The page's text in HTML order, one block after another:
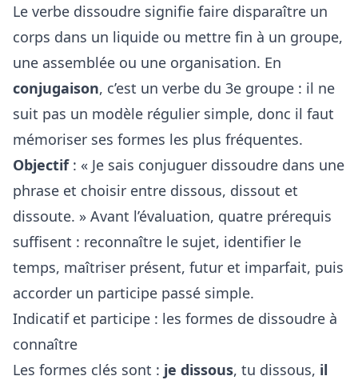
Le verbe dissoudre signifie faire disparaître un
corps dans un liquide ou mettre fin à un groupe,
une assemblée ou une organisation. En
conjugaison, c’est un verbe du 3e groupe : il ne
suit pas un modèle régulier simple, donc il faut
mémoriser ses formes les plus fréquentes.
Objectif: « Je sais conjuguer dissoudre dans une
phrase et choisir entre dissous, dissout et
dissoute. » Avant l’évaluation, quatre prérequis
suffisent : reconnaître le sujet, identifier le
temps, maîtriser présent, futur et imparfait, puis
accorder un participe passé simple.
Indicatif et participe : les formes de dissoudre à
connaître
Les formes clés sont : je dissous, tu dissous, il